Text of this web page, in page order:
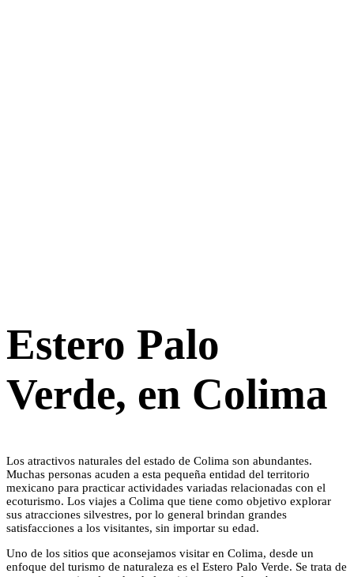
Estero Palo
Verde, en Colima
Los atractivos naturales del estado de Colima son abundantes.
Muchas personas acuden a esta pequeña entidad del territorio
mexicano para practicar actividades variadas relacionadas con el
ecoturismo. Los viajes a Colima que tiene como objetivo explorar
sus atracciones silvestres, por lo general brindan grandes
satisfacciones a los visitantes, sin importar su edad.
Uno de los sitios que aconsejamos visitar en Colima, desde un
enfoque del turismo de naturaleza es el Estero Palo Verde. Se trata de